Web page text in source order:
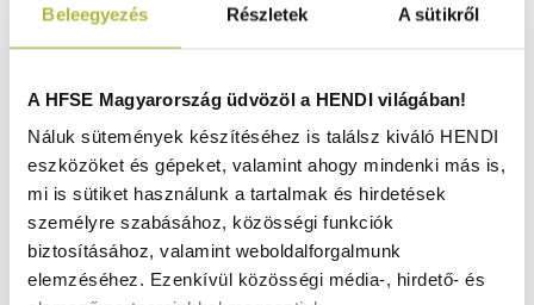
Beleegyezés Részletek A sütikről
A HFSE Magyarország üdvözöl a HENDI világában!
Náluk sütemények készítéséhez is találsz kiváló HENDI
eszközöket és gépeket, valamint ahogy mindenki más is,
mi is sütiket használunk a tartalmak és hirdetések
személyre szabásához, közösségi funkciók
biztosításához, valamint weboldalforgalmunk
elemzéséhez. Ezenkívül közösségi média-, hirdető- és
Kitchen Line – 1000x600x(H)850mm - HENDI 811887
271.470Ft
(213.756Ft+ ÁFA)
KOSÁRBA